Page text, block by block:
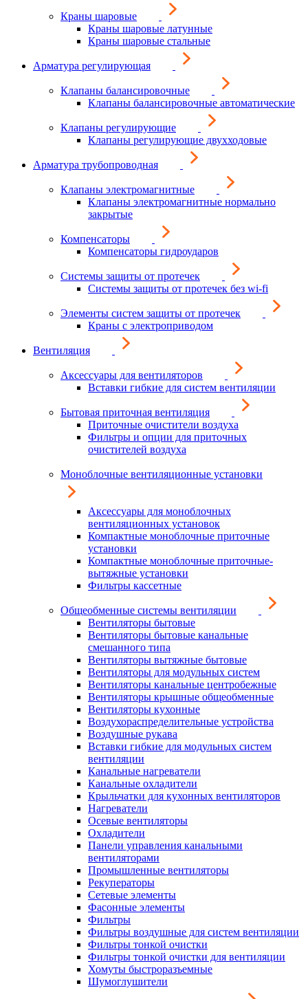
Краны шаровые
Краны шаровые латунные
Краны шаровые стальные
Арматура регулирующая
Клапаны балансировочные
Клапаны балансировочные автоматические
Клапаны регулирующие
Клапаны регулирующие двухходовые
Арматура трубопроводная
Клапаны электромагнитные
Клапаны электромагнитные нормально
закрытые
Компенсаторы
Компенсаторы гидроударов
Системы защиты от протечек
Системы защиты от протечек без wi-fi
Элементы систем защиты от протечек
Краны с электроприводом
Вентиляция
Аксессуары для вентиляторов
Вставки гибкие для систем вентиляции
Бытовая приточная вентиляция
Приточные очистители воздуха
Фильтры и опции для приточных
очистителей воздуха
Моноблочные вентиляционные установки
Аксессуары для моноблочных
вентиляционных установок
Компактные моноблочные приточные
установки
Компактные моноблочные приточные-
вытяжные установки
Фильтры кассетные
Общеобменные системы вентиляции
Вентиляторы бытовые
Вентиляторы бытовые канальные
смешанного типа
Вентиляторы вытяжные бытовые
Вентиляторы для модульных систем
Вентиляторы канальные центробежные
Вентиляторы крышные общеобменные
Вентиляторы кухонные
Воздухораспределительные устройства
Воздушные рукава
Вставки гибкие для модульных систем
вентиляции
Канальные нагреватели
Канальные охладители
Крыльчатки для кухонных вентиляторов
Нагреватели
Осевые вентиляторы
Охладители
Панели управления канальными
вентиляторами
Промышленные вентиляторы
Рекуператоры
Сетевые элементы
Фасонные элементы
Фильтры
Фильтры воздушные для систем вентиляции
Фильтры тонкой очистки
Фильтры тонкой очистки для вентиляции
Хомуты быстроразъемные
Шумоглушители